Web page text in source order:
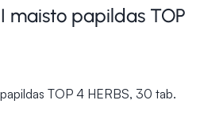
maisto papildas TOP